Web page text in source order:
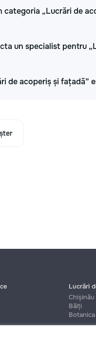
„Lucrări de
un specialist pentru
de acoperiș și fațadă”
Lucrări
Chișinău
Bălți
Botanica